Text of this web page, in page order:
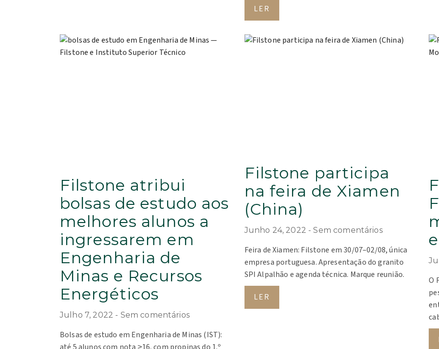
LER
Filstone atribui
bolsas de estudo aos
melhores alunos a
ingressarem em
Engenharia de
Minas e Recursos
Energéticos
Julho 7, 2022 Sem comentários
Bolsas de estudo em Engenharia de Minas (IST):
até 5 alunos com nota ≥16, com propinas do 1.º
Filstone participa
na feira de Xiamen
(China)
Junho 24, 2022 Sem comentários
Feira de Xiamen: Filstone em 30/07–02/08, única
empresa portuguesa. Apresentação do granito
SPI Alpalhão e agenda técnica. Marque reunião.
LER
O